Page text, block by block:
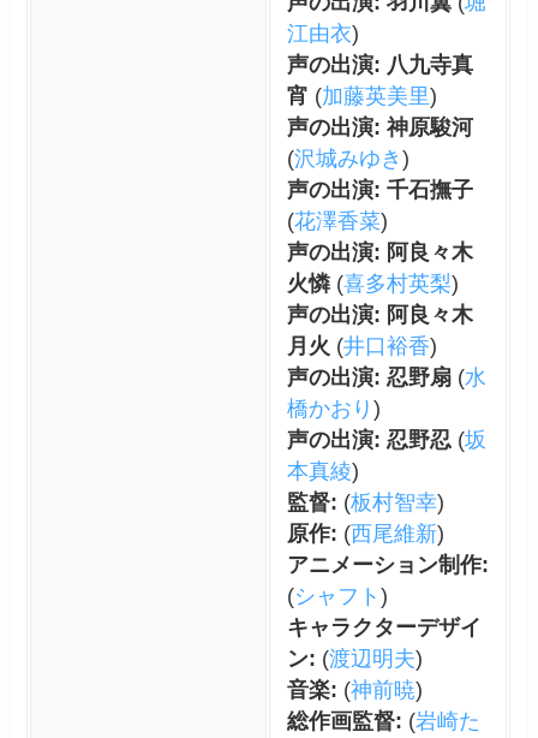
江由衣)
声の出演: 八九寺真
宵 (加藤英美里)
声の出演: 神原駿河
(沢城みゆき )
声の出演: 千石撫子
(花澤香菜)
声の出演: 阿良々木
火憐(喜多村英梨)
声の出演: 阿良々木
月火 (井口裕香)
声の出演: 忍野扇(水
橋かおり )
声の出演: 忍野忍(坂
本真綾)
監督: (板村智幸)
原作: (西尾維新)
アニメーション制作:
(シャフト )
キャラクターデザイ
ン: (渡辺明夫)
音楽: (神前暁)
総作画監督: (岩崎た